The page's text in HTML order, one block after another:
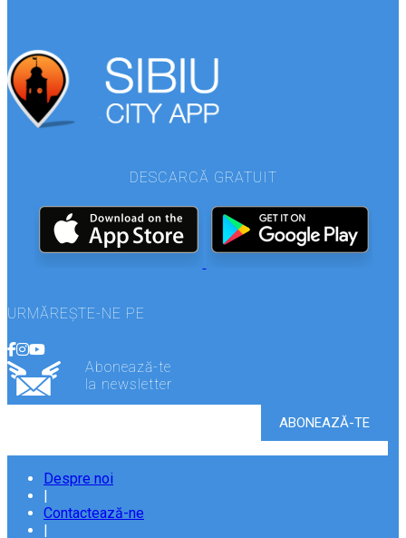
DESCARCĂ GRATUIT
URMĂREȘTE-NE PE
Abonează-te
la newsletter
Despre noi
Contactează-ne